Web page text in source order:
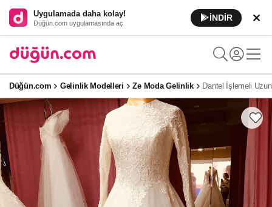
Uygulamada daha kolay!
Düğün.com uygulamasında aç
İNDİR
Düğün.com Gelinlik Modelleri Ze Moda Gelinlik Dantel İşlemeli